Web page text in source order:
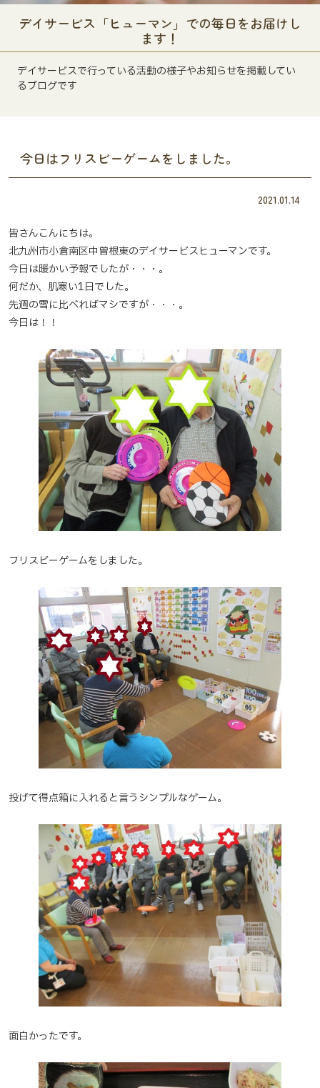
デイサービス「ヒューマン」での毎日をお届けし
ます！
デイサービスで行っている活動の様子やお知らせを掲載してい
るブログです
今日はフリスビーゲームをしました。
2021.01.14
皆さんこんにちは。
北九州市小倉南区中曽根東のデイサービスヒューマンです。
今日は暖かい予報でしたが・・・。
何だか、肌寒い1日でした。
先週の雪に比べればマシですが・・・。
今日は！！
フリスビーゲームをしました。
投げて得点箱に入れると言うシンプルなゲーム。
面白かったです。